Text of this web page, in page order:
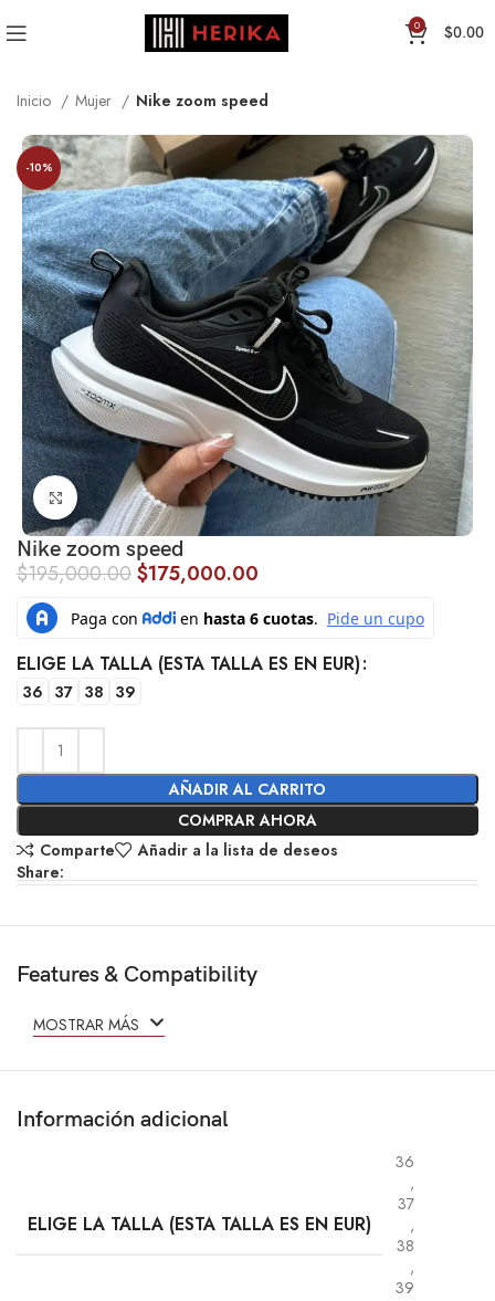
0 $0.00
Inicio Mujer Nike zoom speed
-10%
Click to enlarge
Nike zoom speed
$195,000.00$175,000.00
ELIGE LA TALLA (ESTA TALLA ES EN EUR)
36 37 38 39
AÑADIR AL CARRITO
COMPRAR AHORA
Comparte
Añadir a la lista de deseos
Share:
Features & Compatibility
MOSTRAR MÁS
Información adicional
ELIGE LA TALLA (ESTA TALLA ES EN EUR)
36
,
37
,
38
,
39